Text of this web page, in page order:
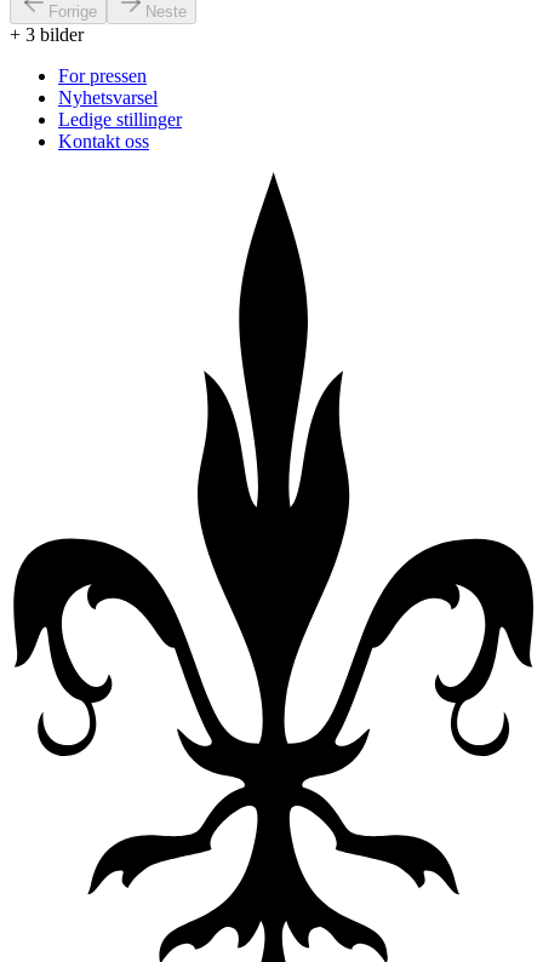
Forrige Neste
+ 3 bilder
For pressen
Nyhetsvarsel
Ledige stillinger
Kontakt oss